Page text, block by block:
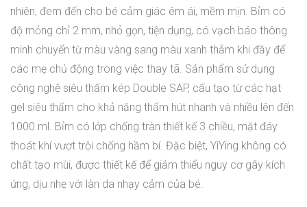
nhiên, đem đến cho bé cảm giác êm ái, mềm mịn. Bỉm có
độ mỏng chỉ 2 mm, nhỏ gọn, tiện dụng, có vạch báo thông
minh chuyển từ màu vàng sang màu xanh thẫm khi đầy để
các mẹ chủ động trong việc thay tã. Sản phẩm sử dụng
công nghệ siêu thấm kép Double SAP, cấu tạo từ các hạt
gel siêu thấm cho khả năng thấm hút nhanh và nhiều lên đến
1000 ml. Bỉm có lớp chống tràn thiết kế 3 chiều, mặt đáy
thoát khí vượt trội chống hầm bí. Đặc biệt, YiYing không có
chất tạo mùi, được thiết kế để giảm thiểu nguy cơ gây kích
ứng, dịu nhẹ với làn da nhạy cảm của bé.